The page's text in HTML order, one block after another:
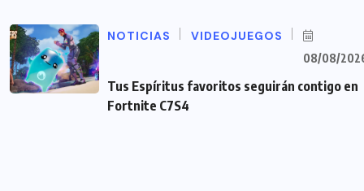
NOTICIAS VIDEOJUEGOS
08/08/
Tus Espíritus favoritos seguirán contigo en
Fortnite C7S4